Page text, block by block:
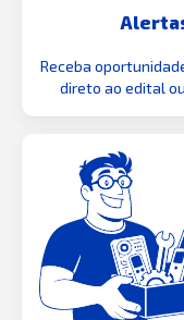
Receba
direto ao edital